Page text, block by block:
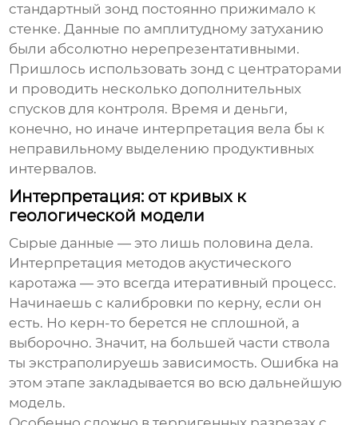
стандартный зонд постоянно прижимало к
стенке. Данные по амплитудному затуханию
были абсолютно нерепрезентативными.
Пришлось использовать зонд с центраторами
и проводить несколько дополнительных
спусков для контроля. Время и деньги,
конечно, но иначе интерпретация вела бы к
неправильному выделению продуктивных
интервалов.
Интерпретация: от кривых к
геологической модели
Сырые данные — это лишь половина дела.
Интерпретация методов акустического
каротажа — это всегда итеративный процесс.
Начинаешь с калибровки по керну, если он
есть. Но керн-то берется не сплошной, а
выборочно. Значит, на большей части ствола
ты экстраполируешь зависимость. Ошибка на
этом этапе закладывается во всю дальнейшую
модель.